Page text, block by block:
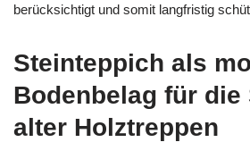
berücksichtigt und somit langfristig
Steinteppich als
Bodenbelag für die
alter Holztreppen